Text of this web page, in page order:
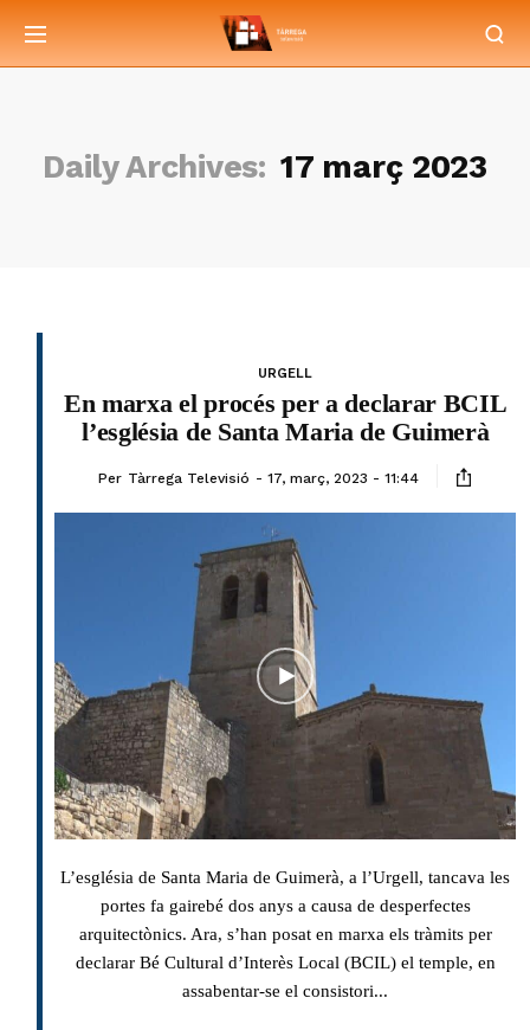
Daily Archives: 17 març 2023
URGELL
En marxa el procés per a declarar BCIL
l’església de Santa Maria de Guimerà
Per Tàrrega Televisió 17, març, 2023 - 11:44
L’església de Santa Maria de Guimerà, a l’Urgell, tancava les
portes fa gairebé dos anys a causa de desperfectes
arquitectònics. Ara, s’han posat en marxa els tràmits per
declarar Bé Cultural d’Interès Local (BCIL) el temple, en
assabentar-se el consistori...